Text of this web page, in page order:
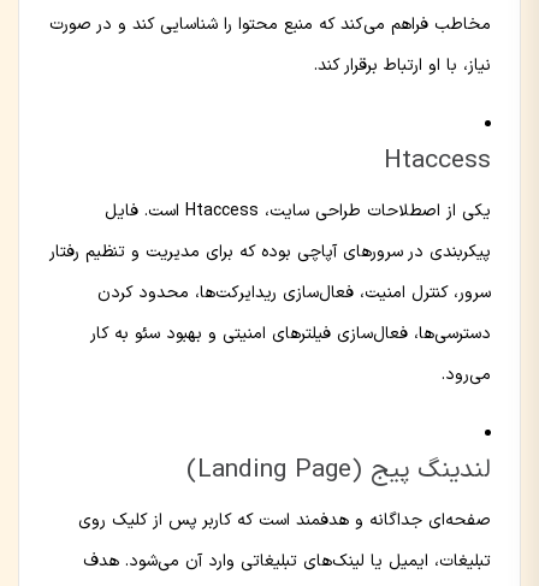
مخاطب فراهم می‌کند که منبع محتوا را شناسایی کند و در صورت
نیاز، با او ارتباط برقرار کند.
Htaccess
یکی از اصطلاحات طراحی سایت، Htaccess است. فایل
پیکربندی در سرورهای آپاچی بوده که برای مدیریت و تنظیم رفتار
سرور، کنترل امنیت، فعال‌سازی ریدایرکت‌ها، محدود کردن
دسترسی‌ها، فعال‌سازی فیلترهای امنیتی و بهبود سئو به کار
می‌رود.
لندینگ پیج (Landing Page)
صفحه‌ای جداگانه و هدفمند است که کاربر پس از کلیک روی
تبلیغات، ایمیل یا لینک‌های تبلیغاتی وارد آن می‌شود. هدف